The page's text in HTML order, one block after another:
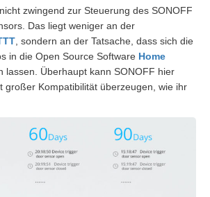
zwingend zur Steuerung des SONOFF
Das liegt weniger an der
, sondern an der Tatsache, dass sich die
in die Open Source Software Home
lassen. Überhaupt kann SONOFF hier
großer Kompatibilität überzeugen, wie ihr